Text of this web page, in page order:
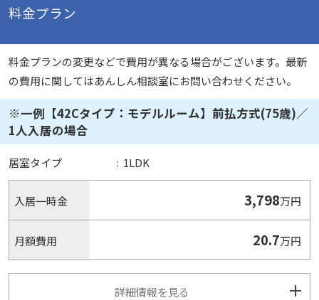
料金プラン
料金プランの変更などで費用が異なる場合がございます。最新
の費用に関してはあんしん相談室にお問い合わせください。
※一例【42Cタイプ：モデルルーム】前払方式(75歳)／
1人入居の場合
居室タイプ : 1LDK
入居一時金 3,798万円
月額費用 20.7万円
詳細情報を見る